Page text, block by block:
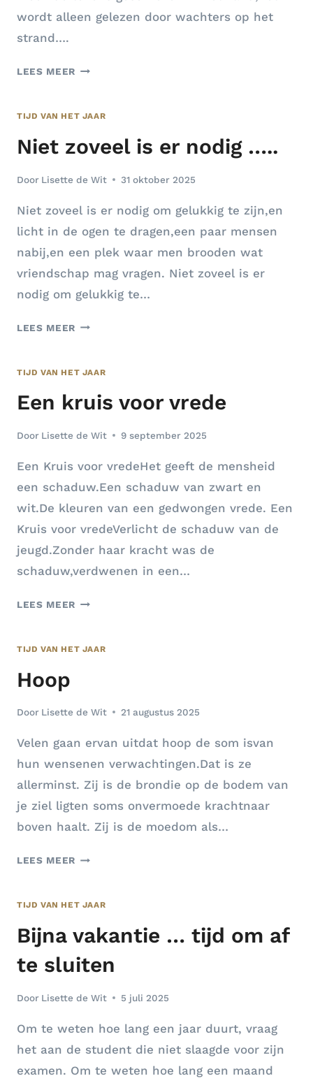
wordt alleen gelezen door wachters op het
strand….
LEES MEER GEDACHTE
H.
(7
TIJD VAN HET JAAR
Niet zoveel is er nodig …..
Door Lisette de Wit 31 oktober 2025
Niet zoveel is er nodig om gelukkig te zijn,en
licht in de ogen te dragen,een paar mensen
nabij,en een plek waar men brooden wat
vriendschap mag vragen. Niet zoveel is er
nodig om gelukkig te…
LEES MEER NIET
ER
…..
TIJD VAN HET JAAR
Een kruis voor vrede
Door Lisette de Wit 9 september 2025
Een Kruis voor vredeHet geeft de mensheid
een schaduw.Een schaduw van zwart en
wit.De kleuren van een gedwongen vrede. Een
Kruis voor vredeVerlicht de schaduw van de
jeugd.Zonder haar kracht was de
schaduw,verdwenen in een…
LEES MEER EEN
VREDE
TIJD VAN HET JAAR
Hoop
Door Lisette de Wit 21 augustus 2025
Velen gaan ervan uitdat hoop de som isvan
hun wensenen verwachtingen.Dat is ze
allerminst. Zij is de brondie op de bodem van
je ziel ligten soms onvermoede krachtnaar
boven haalt. Zij is de moedom als…
LEES MEER HOOP
TIJD VAN HET JAAR
Bijna vakantie … tijd om af
te sluiten
Door Lisette de Wit 5 juli 2025
Om te weten hoe lang een jaar duurt, vraag
het aan de student die niet slaagde voor zijn
examen. Om te weten hoe lang een maand